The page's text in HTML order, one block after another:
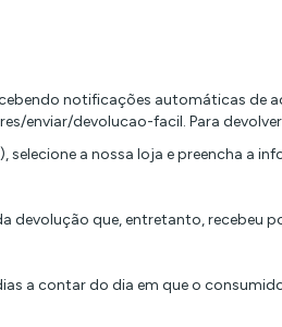
notificações automáticas de
enviar/devolucao-facil. Para
a nossa loja e preencha a
que, entretanto, recebeu
a contar do dia em que o